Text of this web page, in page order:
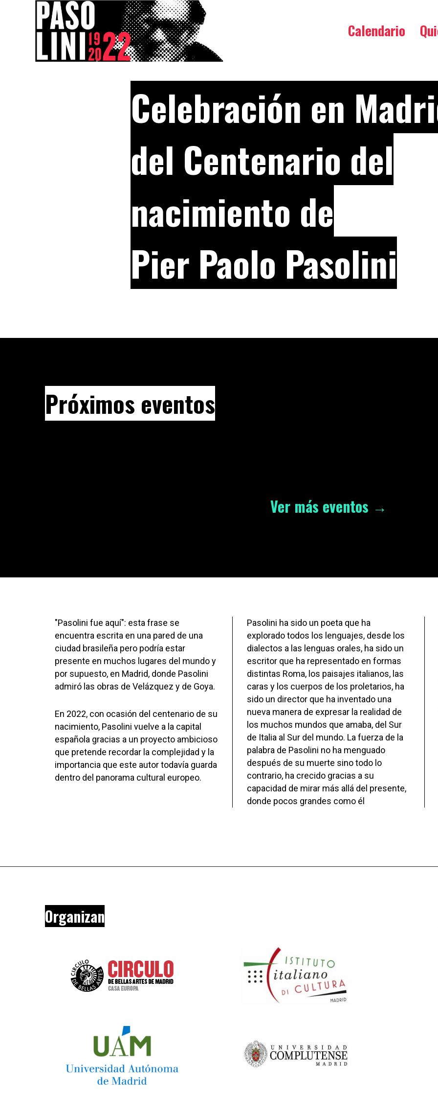
Calendario
Celebración en
del Centenario del
nacimiento de
Pier Paolo Pasolini
Próximos eventos
Ver más eventos →
"Pasolini fue aquí": esta frase se
encuentra escrita en una pared de una
ciudad brasileña pero podría estar
presente en muchos lugares del mundo y
por supuesto, en Madrid, donde Pasolini
admiró las obras de Velázquez y de Goya.
En 2022, con ocasión del centenario de su
nacimiento, Pasolini vuelve a la capital
española gracias a un proyecto ambicioso
que pretende recordar la complejidad y la
importancia que este autor todavía guarda
dentro del panorama cultural europeo.
Pasolini ha sido un poeta que ha
explorado todos los lenguajes, desde los
dialectos a las lenguas orales, ha sido un
escritor que ha representado en formas
distintas Roma, los paisajes italianos, las
caras y los cuerpos de los proletarios, ha
sido un director que ha inventado una
nueva manera de expresar la realidad de
los muchos mundos que amaba, del Sur
de Italia al Sur del mundo. La fuerza de la
palabra de Pasolini no ha menguado
después de su muerte sino todo lo
contrario, ha crecido gracias a su
capacidad de mirar más allá del presente,
donde pocos grandes como él
conseguían vislumbrar los efectos de las
sociedades capitalistas y la destrucción
Organizan